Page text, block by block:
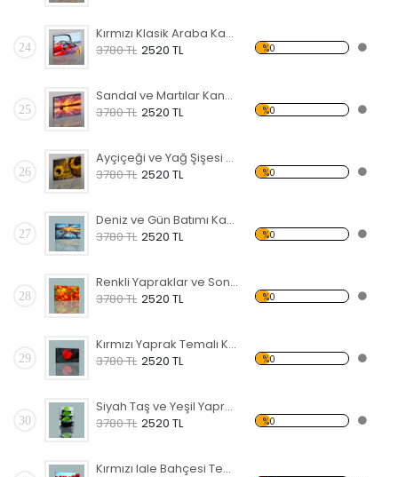
24
Kırmızı Klasik Araba Kanvas Tablo
3780 TL 2520 TL %0
25
Sandal ve Martılar Kanvas Tablo
3780 TL 2520 TL %0
26
Ayçiçeği ve Yağ Şişesi Temalı Kanvas Tablo
3780 TL 2520 TL %0
27
Deniz ve Gün Batımı Kanvas Tablo
3780 TL 2520 TL %0
28
Renkli Yapraklar ve Sonbahar Kanvas Tablo
3780 TL 2520 TL %0
29
Kırmızı Yaprak Temalı Kanvas Tablo
3780 TL 2520 TL %0
30
Siyah Taş ve Yeşil Yapraklar Kanvas Tablo
3780 TL 2520 TL %0
Kırmızı lale Bahçesi Temalı Kanvas Tablo